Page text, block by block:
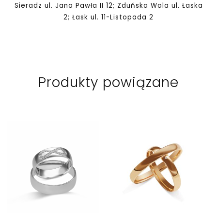
Sieradz ul. Jana Pawła II 12; Zduńska Wola ul. Łaska
2; Łask ul. 11-Listopada 2
Produkty powiązane